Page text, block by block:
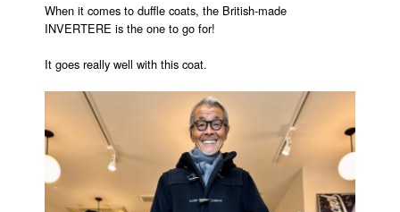
When it comes to duffle coats, the British-made
INVERTERE is the one to go for!
It goes really well with this coat.